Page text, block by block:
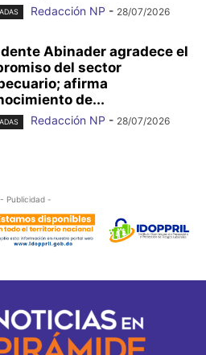
Redacción NP - 28/07/2026
Abinader agradece el
del sector
afirma
de...
Redacción NP - 28/07/2026
- Publicidad -